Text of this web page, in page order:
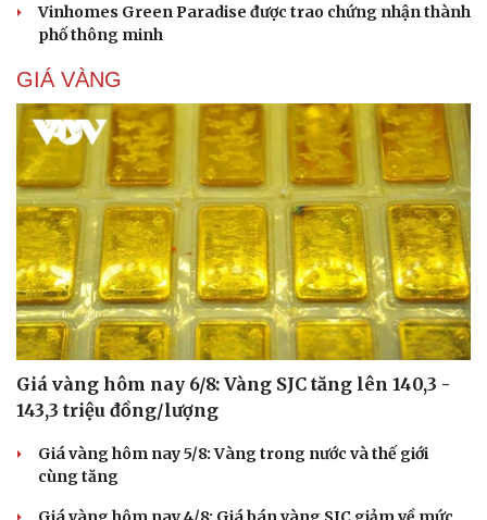
Vinhomes Green Paradise được trao chứng nhận thành
phố thông minh
GIÁ VÀNG
Giá vàng hôm nay 6/8: Vàng SJC tăng lên 140,3 -
143,3 triệu đồng/lượng
Giá vàng hôm nay 5/8: Vàng trong nước và thế giới
cùng tăng